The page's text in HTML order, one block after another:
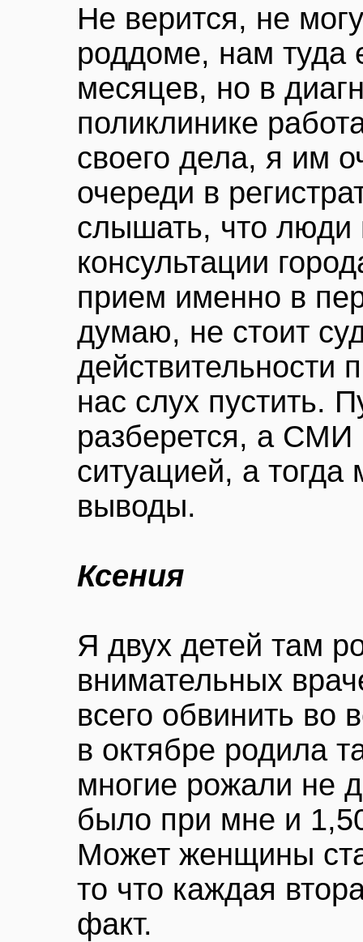
Не верится, не
роддоме, нам туда
месяцев, но в
поликлинике
своего дела, я им
очереди в
слышать, что люди
консультации
прием именно в
думаю, не стоит
действительности
нас слух пустить.
разберется, а СМИ
ситуацией, а
выводы.
Ксения
Я двух детей там
внимательных
всего обвинить во
в октябре родила
многие рожали не
было при мне и
Может женщины
то что каждая
факт.